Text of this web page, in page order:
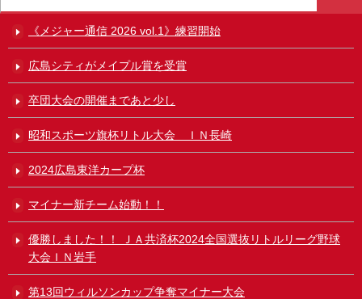
《メジャー通信 2026 vol.1》練習開始
広島シティがメイプル賞を受賞
卒団大会の開催まであと少し
昭和スポーツ旗杯リトル大会 ＩＮ長崎
2024広島東洋カープ杯
マイナー新チーム始動！！
優勝しました！！ ＪＡ共済杯2024全国選抜リトルリーグ野球
大会ＩＮ岩手
第13回ウィルソンカップ争奪マイナー大会